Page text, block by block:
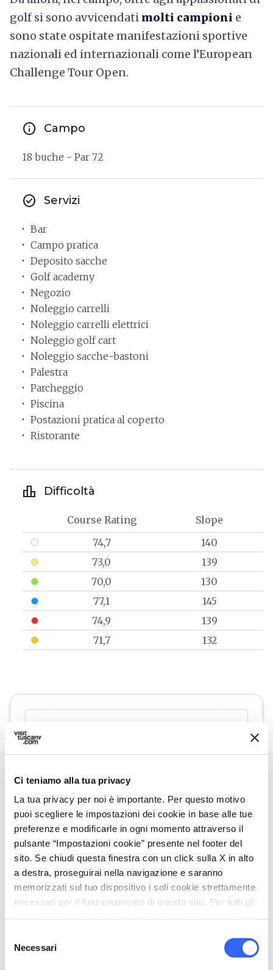
Ci teniamo alla tua privacy
La tua privacy per noi è importante. Per questo motivo
puoi scegliere le impostazioni dei cookie in base alle tue
preferenze e modificarle in ogni momento attraverso il
pulsante “Impostazioni cookie” presente nel footer del
sito. Se chiudi questa finestra con un click sulla X in alto
a destra, proseguirai nella navigazione e saranno
memorizzati sul tuo dispositivo i soli cookie strettamente
necessari per il funzionamento di questo sito. Per tutti gli
delNecessari
golf si sono avvicendati molti campioni e
sono state ospitate manifestazioni sportive
nazionali ed internazionali come l’European
Challenge Tour Open.
info Campo
18 buche - Par 72
check_circle Servizi
Bar
Campo pratica
Deposito sacche
Golf academy
Negozio
Noleggio carrelli
Noleggio carrelli elettrici
Noleggio golf cart
Noleggio sacche-bastoni
Palestra
Parcheggio
Piscina
Postazioni pratica al coperto
Ristorante
leaderboard Difficoltà
Course Rating
Slope
74,7
140
73,0
139
70,0
130
77,1
145
74,9
139
71,7
132
directions Indicazioni
Informazioni
Le Pavoniere Golf Club